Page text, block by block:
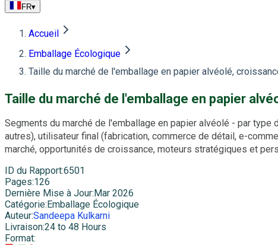
FR▾
Accueil
Emballage Écologique
Taille du marché de l'emballage en papier alvéolé,
Taille du marché de l'emballage en papier
Segments du marché de l'emballage en papier alvéolé - par
autres), utilisateur final (fabrication, commerce de détail, e-
marché, opportunités de croissance, moteurs stratégiques et
ID du Rapport:6501
Pages:126
Dernière Mise à Jour: Mar 2026
Catégorie: Emballage Écologique
Auteur:Sandeepa Kulkarni
Livraison:24 to 48 Hours
Format: